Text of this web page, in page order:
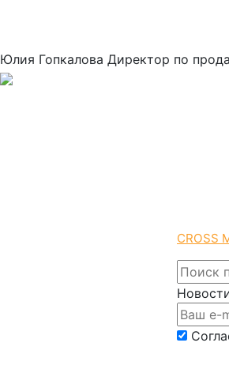
Юлия Гопкалова Директор по
CROSS